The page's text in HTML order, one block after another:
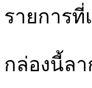
รายการที่
กล่องนี้ล